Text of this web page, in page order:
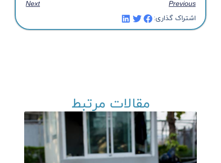
Previous
Next
اشتراک گذاری:
مقالات مرتبط